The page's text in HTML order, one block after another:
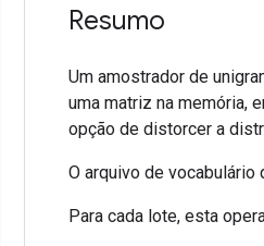
Resumo
Um amostrador de
uma matriz na memória,
opção de distorcer a
O arquivo de
Para cada lote, esta